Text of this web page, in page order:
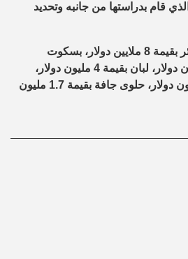
قام بدراستها من جانبه وتحديد
ومن أهم السلع التي تم تصديرها إلى السودان خلال تلك الفترة السكر بقيمة 15 مليون دولار، خمائر بقيمة 8 ملايين دولار، بسكوت
ومحضرات من الحبوب بقيمة 5.5 مليون دولار، مركزات لصناعة المشروبات الغازية بقيمة 5 مليون دولار، لبان بقيمة 4 مليون دولار،
شيكولاتة بقيمة 3.8 مليون دولار، دقيق بقيمة 3.7 مليون دولار، تبغ وابدال تبغ مصنع بقيمة 2.2 مليون دولار، حلوى جافة بقيمة 1.7 مليون